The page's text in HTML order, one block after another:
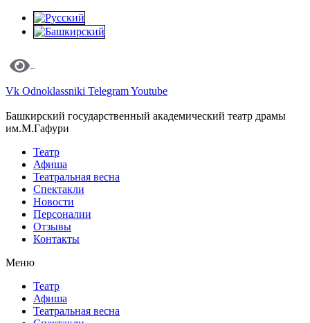
Vk Odnoklassniki TelegramYoutube
Башкирский государственный академический театр драмы
им.М.Гафури
Театр
Афиша
Театральная весна
Спектакли
Новости
Персоналии
Отзывы
Контакты
Меню
Театр
Афиша
Театральная весна